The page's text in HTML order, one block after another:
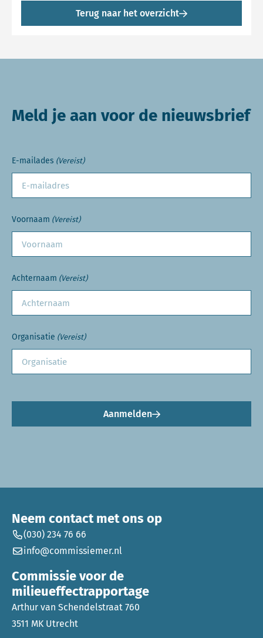
Terug naar het overzicht
Meld je aan voor de nieuwsbrief
E-mailades (Vereist)
Voornaam (Vereist)
Achternaam (Vereist)
Organisatie (Vereist)
Aanmelden
Neem contact met ons op
(030) 234 76 66
info@commissiemer.nl
Commissie voor de
milieueffectrapportage
Arthur van Schendelstraat 760
3511 MK Utrecht